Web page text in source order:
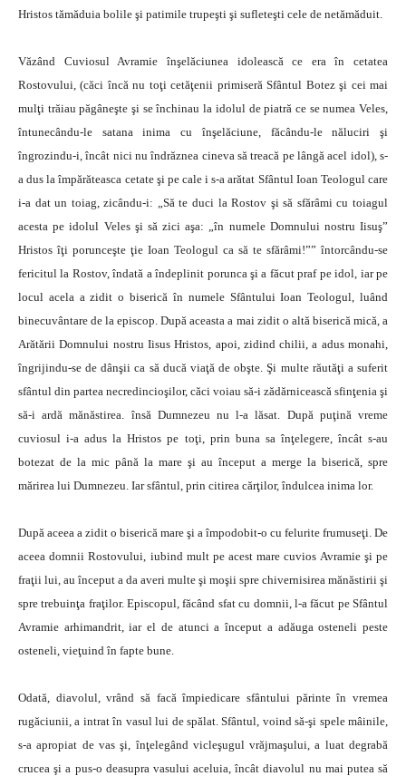
Hristos tămăduia bolile şi patimile trupeşti şi sufleteşti cele de netămăduit.
Văzând Cuviosul Avramie înşelăciunea idolească ce era în cetatea
Rostovului, (căci încă nu toţi cetăţenii primiseră Sfântul Botez şi cei mai
mulţi trăiau păgâneşte şi se închinau la idolul de piatră ce se numea Veles,
întunecându-le satana inima cu înşelăciune, făcându-le năluciri şi
îngrozindu-i, încât nici nu îndrăznea cineva să treacă pe lângă acel idol), s-
a dus la împărăteasca cetate şi pe cale i s-a arătat Sfântul Ioan Teologul care
i-a dat un toiag, zicându-i: „Să te duci la Rostov şi să sfărâmi cu toiagul
acesta pe idolul Veles şi să zici aşa: „în numele Domnului nostru Iisuş”
Hristos îţi porunceşte ţie Ioan Teologul ca să te sfărâmi!”” întorcându-se
fericitul la Rostov, îndată a îndeplinit porunca şi a făcut praf pe idol, iar pe
locul acela a zidit o biserică în numele Sfântului Ioan Teologul, luând
binecuvântare de la episcop. După aceasta a mai zidit o altă biserică mică, a
Arătării Domnului nostru Iisus Hristos, apoi, zidind chilii, a adus monahi,
îngrijindu-se de dânşii ca să ducă viaţă de obşte. Şi multe răutăţi a suferit
sfântul din partea necredincioşilor, căci voiau să-i zădărnicească sfinţenia şi
să-i ardă mănăstirea. însă Dumnezeu nu l-a lăsat. După puţină vreme
cuviosul i-a adus la Hristos pe toţi, prin buna sa înţelegere, încât s-au
botezat de la mic până la mare şi au început a merge la biserică, spre
mărirea lui Dumnezeu. Iar sfântul, prin citirea cărţilor, îndulcea inima lor.
După aceea a zidit o biserică mare şi a împodobit-o cu felurite frumuseţi. De
aceea domnii Rostovului, iubind mult pe acest mare cuvios Avramie şi pe
fraţii lui, au început a da averi multe şi moşii spre chivernisirea mănăstirii şi
spre trebuinţa fraţilor. Episcopul, făcând sfat cu domnii, l-a făcut pe Sfântul
Avramie arhimandrit, iar el de atunci a început a adăuga osteneli peste
osteneli, vieţuind în fapte bune.
Odată, diavolul, vrând să facă împiedicare sfântului părinte în vremea
rugăciunii, a intrat în vasul lui de spălat. Sfântul, voind să-şi spele mâinile,
s-a apropiat de vas şi, înţelegând vicleşugul vrăjmaşului, a luat degrabă
crucea şi a pus-o deasupra vasului aceluia, încât diavolul nu mai putea să